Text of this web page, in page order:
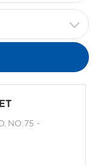
NO:75 -